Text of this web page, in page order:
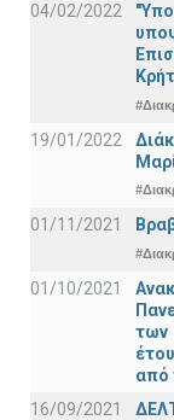
04/02/2022
19/01/2022
01/11/2021
01/10/2021
των
από
16/09/2021